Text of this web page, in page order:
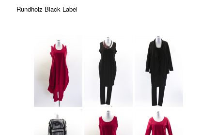
Rundholz Black Label